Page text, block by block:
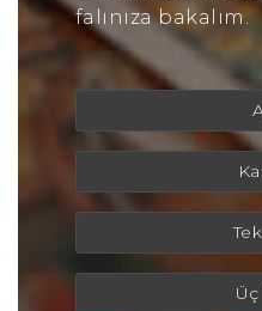
falınıza bakalım.